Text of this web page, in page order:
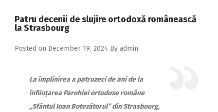
2017
Patru decenii de slujire ortodoxă românească
la Strasbourg
Posted on December 19, 2024 By admin
La împlinirea a patruzeci de ani de la
înființarea Parohiei ortodoxe române
„Sfântul Ioan Botezătorul” din Strasbourg,